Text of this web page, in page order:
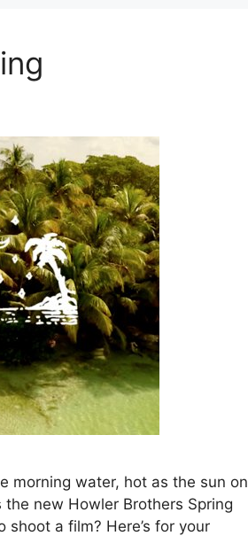
morning water, hot as the sun on
new Howler Brothers Spring
a film? Here’s for your